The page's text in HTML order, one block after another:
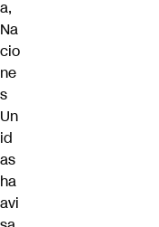
a,
Na
cio
ne
s
Un
id
as
ha
avi